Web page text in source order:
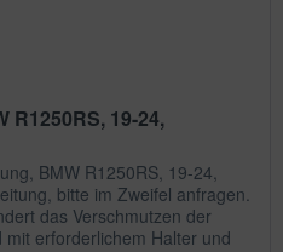
R1250RS, 19-24,
BMW R1250RS, 19-24,
bitte im Zweifel anfragen.
das Verschmutzen der
erforderlichem Halter und